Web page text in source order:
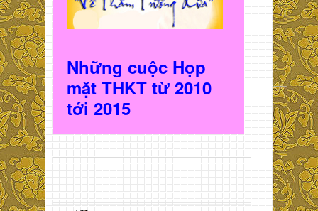
Những cuộc Họp
mặt THKT từ 2010
tới 2015